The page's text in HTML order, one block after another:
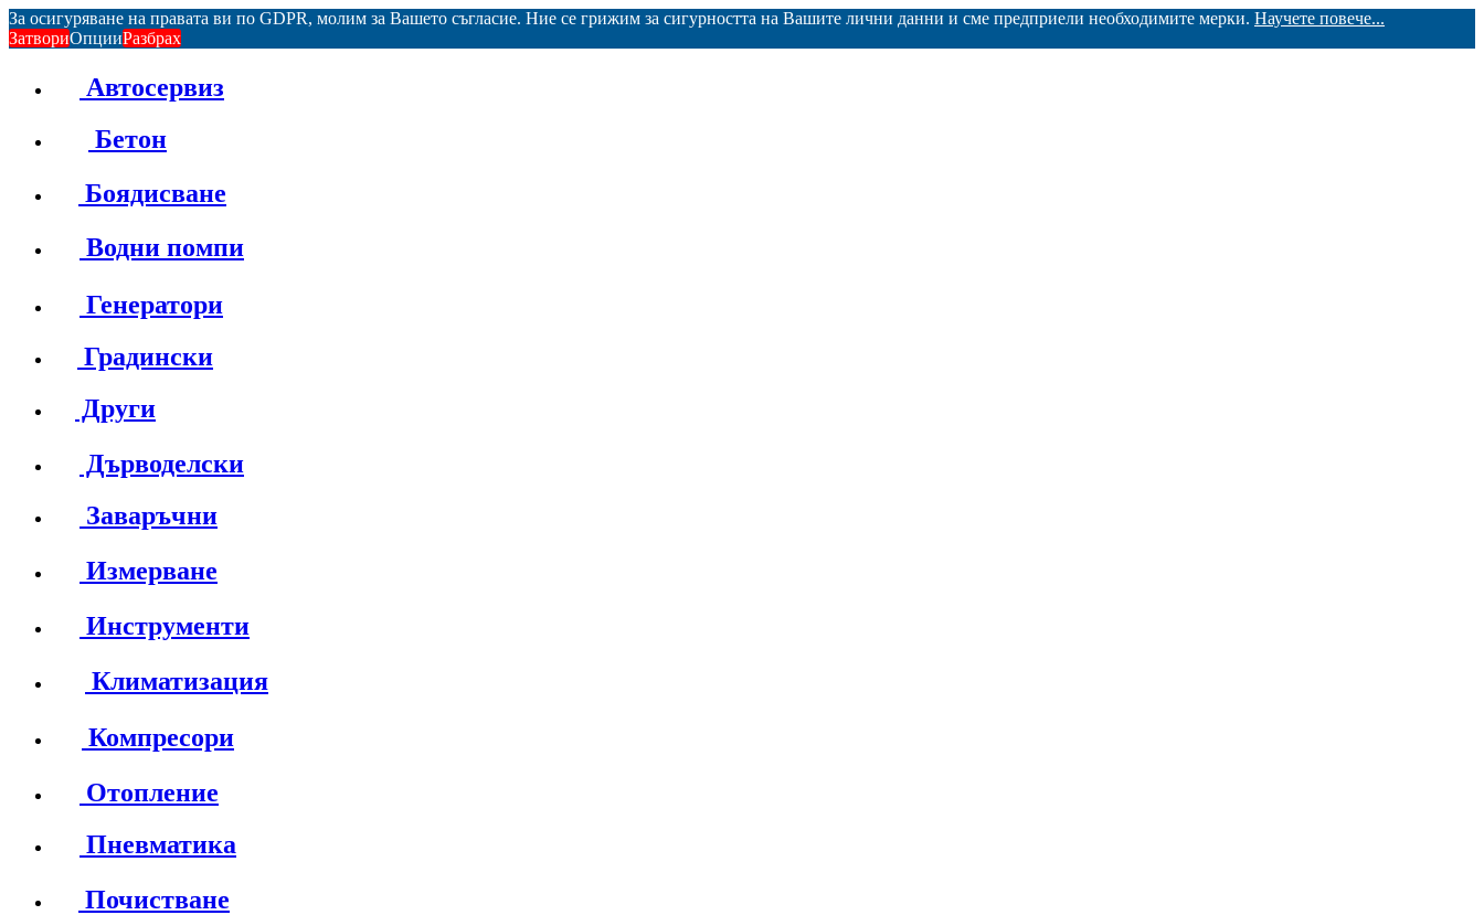
За осигуряване на правата ви по GDPR, молим за Вашето съгласие. Ние се грижим за сигурността на Вашите лични данни и сме предприели необходимите мерки. Научете повече...
ЗатвориОпцииРазбрах
Автосервиз
Бетон
Боядисване
Водни помпи
Генератори
Градински
Други
Дърводелски
Заваръчни
Измерване
Инструменти
Климатизация
Компресори
Отопление
Пневматика
Почистване